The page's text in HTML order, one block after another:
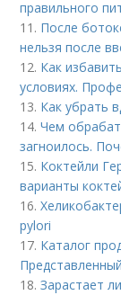
правильного
11. После
нельзя после
12. Как
условиях.
13. Как убрать
14.Чем
загноилось.
15. Коктейли
варианты
16.
pylori
17. Каталог
18.Зарастает